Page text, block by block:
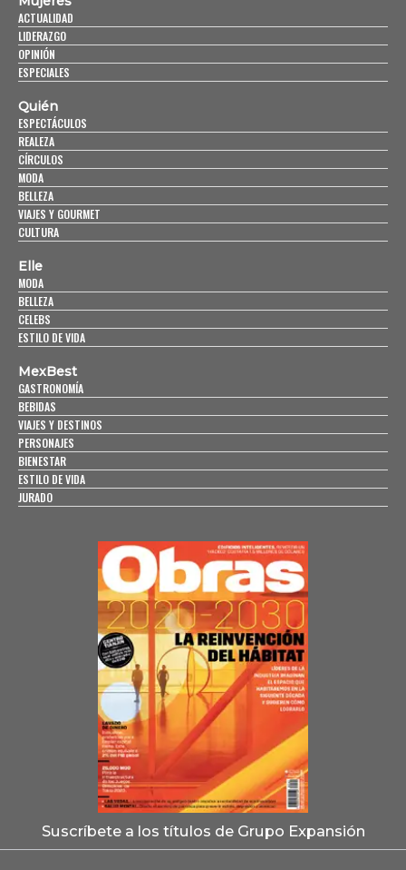
ACTUALIDAD
LIDERAZGO
OPINIÓN
ESPECIALES
Quién
ESPECTÁCULOS
REALEZA
CÍRCULOS
MODA
BELLEZA
VIAJES Y GOURMET
CULTURA
Elle
MODA
BELLEZA
CELEBS
ESTILO DE VIDA
MexBest
GASTRONOMÍA
BEBIDAS
VIAJES Y DESTINOS
PERSONAJES
BIENESTAR
ESTILO DE VIDA
JURADO
Suscríbete a los títulos de Grupo Expansión